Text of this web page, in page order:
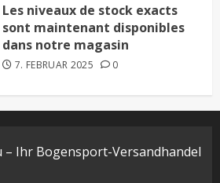
Les niveaux de stock exacts
sont maintenant disponibles
dans notre magasin
7. FEBRUAR 2025 0
Ihr Bogensport-Versandhandel